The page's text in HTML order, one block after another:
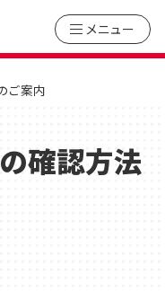
メニュー
ご案内
確認方法